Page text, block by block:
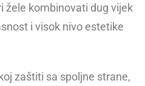
žele kombinovati dug vijek
i visok nivo estetike
zaštiti sa spoljne strane,